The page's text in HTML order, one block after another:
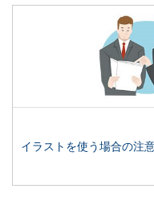
イラストを使う場合の注